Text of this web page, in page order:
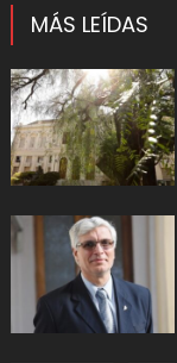
MÁS LEÍDAS